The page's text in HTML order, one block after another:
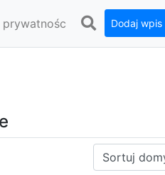
Dodaj wpis
Sortuj: